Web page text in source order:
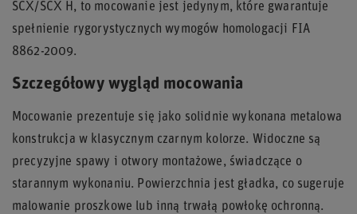
SCX/SCX H, to mocowanie jest jedynym, które gwarantuje
spełnienie rygorystycznych wymogów homologacji FIA
8862-2009.
Szczegółowy wygląd mocowania
Mocowanie prezentuje się jako solidnie wykonana metalowa
konstrukcja w klasycznym czarnym kolorze. Widoczne są
precyzyjne spawy i otwory montażowe, świadczące o
starannym wykonaniu. Powierzchnia jest gładka, co sugeruje
malowanie proszkowe lub inną trwałą powłokę ochronną.